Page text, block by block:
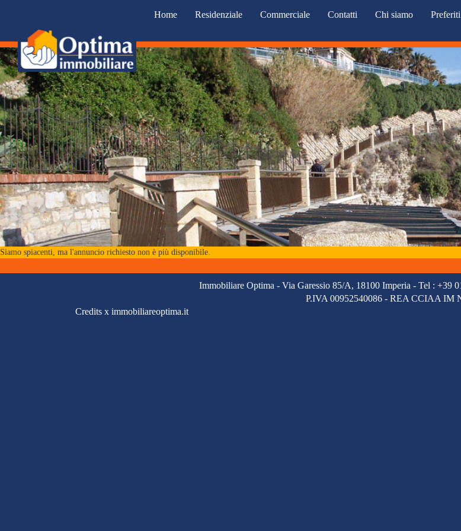
Home Residenziale Commerciale Contatti Chi siamo Preferiti
Siamo spiacenti, ma l'annuncio richiesto non è più disponibile.
Immobiliare Optima - Via Garessio 85/A, 18100 Imperia - Tel : +39
P.IVA 00952540086 - REA CCIAA IM
Credits x immobiliareoptima.it